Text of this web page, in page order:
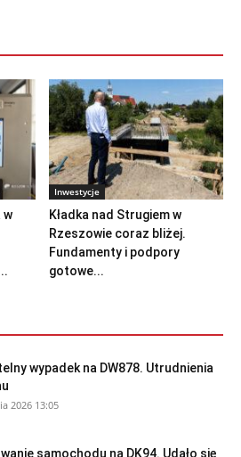
w
Inwestycje
Kładka nad Strugiem w
Rzeszowie coraz bliżej.
Fundamenty i podpory
gotowe...
wypadek na DW878. Utrudnienia
2026 13:05
samochodu na DK94. Udało się